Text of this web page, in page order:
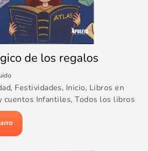
de los regalos
, Festividades, Inicio, Libros en
cuentos Infantiles,Todos los libros